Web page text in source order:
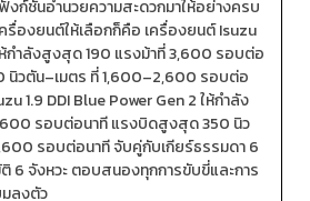
ก์ชันอำนวยความสะดวกมาให้อย่างครบ
รื่องยนต์ให้เลือกก็คือ เครื่องยนต์ Isuzu
ห้กำลังสูงสุด 190 แรงม้าที่ 3,600 รอบต่อ
นิวตัน–เมตร ที่ 1,600–2,600 รอบต่อ
1.9 DDI Blue Power Gen 2 ให้กำลัง
รอบต่อนาที แรงบิดสูงสุด 350 นิว
รอบต่อนาที จับคู่กับเกียร์ธรรมดา 6
ติ 6 จังหวะ ตอบสนองทุกการขับขี่และการ
ลงตัว